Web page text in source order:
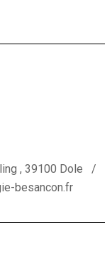
, 39100 Dole /
besancon.fr